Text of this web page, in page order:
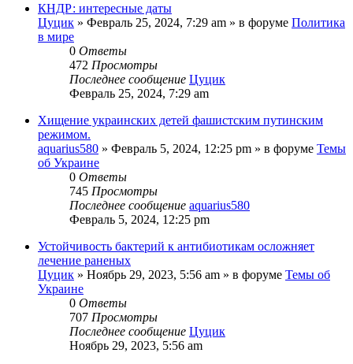
КНДР: интересные даты
Цуцик » Февраль 25, 2024, 7:29 am » в форуме Политика
в мире
0 Ответы
472 Просмотры
Последнее сообщение Цуцик
Февраль 25, 2024, 7:29 am
Хищение украинских детей фашистским путинским
режимом.
aquarius580 » Февраль 5, 2024, 12:25 pm » в форуме Темы
об Украине
0 Ответы
745 Просмотры
Последнее сообщение aquarius580
Февраль 5, 2024, 12:25 pm
Устойчивость бактерий к антибиотикам осложняет
лечение раненых
Цуцик » Ноябрь 29, 2023, 5:56 am » в форуме Темы об
Украине
0 Ответы
707 Просмотры
Последнее сообщение Цуцик
Ноябрь 29, 2023, 5:56 am